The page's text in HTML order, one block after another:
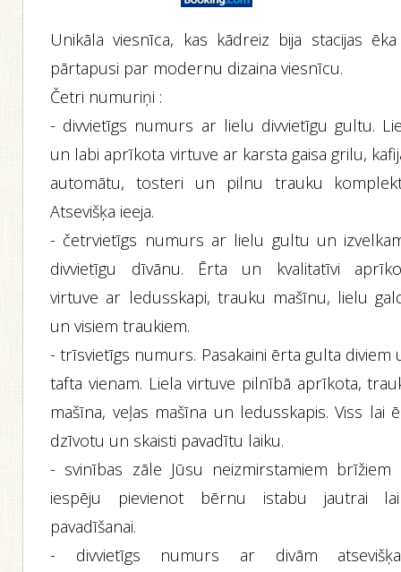
Unikāla viesnīca, kas kādreiz bija stacijas
pārtapusi par modernu dizaina viesnīcu.
Četri numuriņi :
- divvietīgs numurs ar lielu divvietīgu gultu.
un labi aprīkota virtuve ar karsta gaisa grilu,
automātu, tosteri un pilnu trauku
Atsevišķa ieeja.
- četrvietīgs numurs ar lielu gultu un
divvietīgu dīvānu. Ērta un kvalitatīvi
virtuve ar ledusskapi, trauku mašīnu, lielu
un visiem traukiem.
- trīsvietīgs numurs. Pasakaini ērta gulta diviem
tafta vienam. Liela virtuve pilnībā aprīkota,
mašīna, veļas mašīna un ledusskapis. Viss lai
dzīvotu un skaisti pavadītu laiku.
- svinības zāle Jūsu neizmirstamiem brīžiem
iespēju pievienot bērnu istabu jautrai
pavadīšanai.
- divvietīgs numurs ar divām